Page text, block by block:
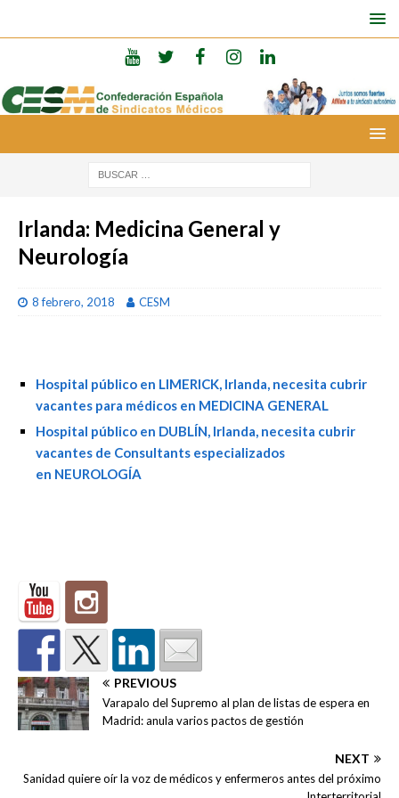
Irlanda: Medicina General y
Neurología
8 febrero, 2018 CESM
Hospital público en LIMERICK, Irlanda, necesita cubrir
vacantes para médicos en MEDICINA GENERAL
Hospital público en DUBLÍN, Irlanda, necesita cubrir
vacantes de Consultants especializados
en NEUROLOGÍA
PREVIOUS
Varapalo del Supremo al plan de listas de espera en
Madrid: anula varios pactos de gestión
NEXT
Sanidad quiere oír la voz de médicos y enfermeros antes del próximo